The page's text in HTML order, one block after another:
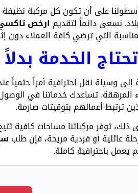
على أن تكون كل مركبة نظيفة
نسعى دائماً لتقديم ارخص
التي ترضي كافة العملاء دون
الخدمة
إلى وسيلة نقل احترافية أمراً حتمياً
المرهقة. تساعدك خدماتنا في
ترتبط أعمالهم بتوقيتات صارمة.
ذلك، توفر مركباتنا مساحات
عائلية أو فردية مريحة، فإن طلب
باحترافية كاملة.